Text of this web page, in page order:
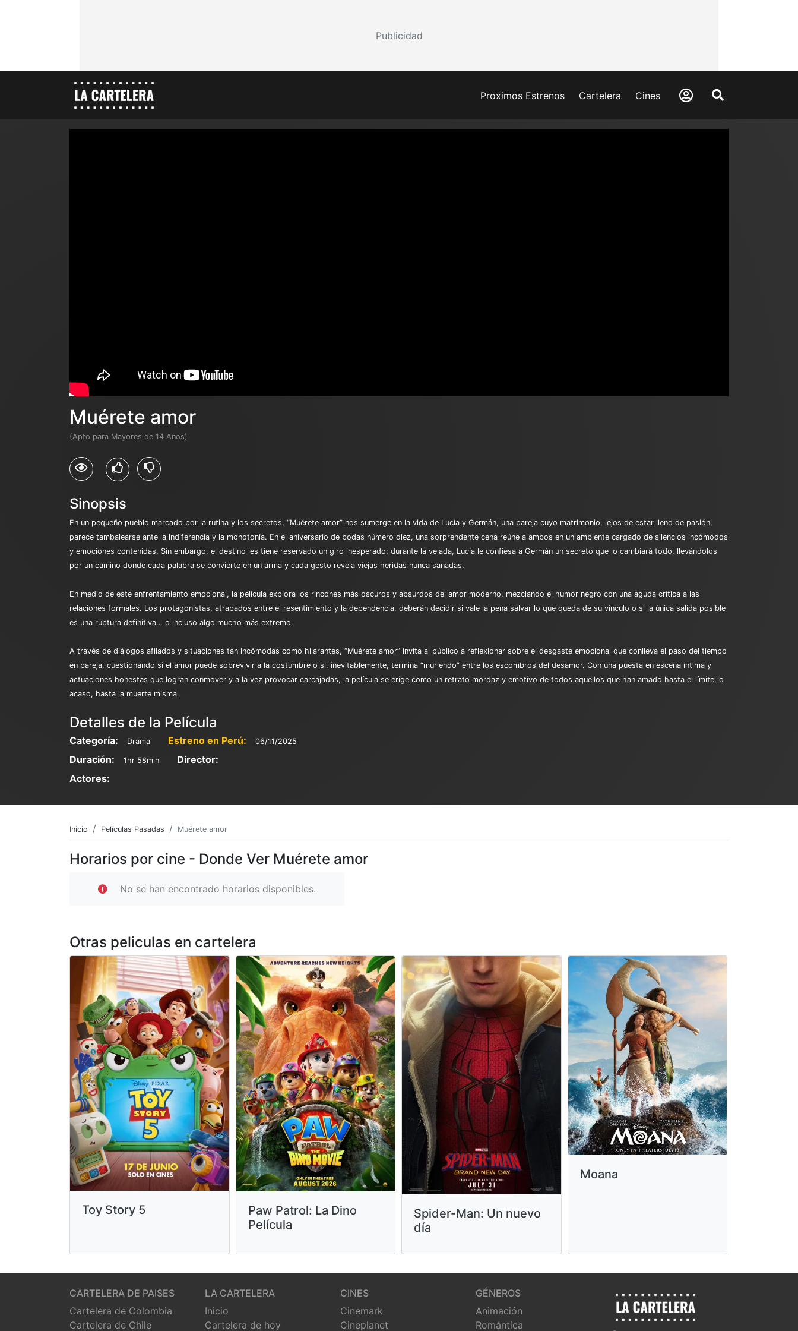
Publicidad
Proximos Estrenos Cartelera Cines
Muérete amor
(Apto para Mayores de 14 Años)
Sinopsis
En un pequeño pueblo marcado por la rutina y los secretos, “Muérete amor” nos sumerge en la vida de Lucía y Germán, una pareja cuyo matrimonio, lejos de estar lleno de pasión,
parece tambalearse ante la indiferencia y la monotonía. En el aniversario de bodas número diez, una sorprendente cena reúne a ambos en un ambiente cargado de silencios incómodos
y emociones contenidas. Sin embargo, el destino les tiene reservado un giro inesperado: durante la velada, Lucía le confiesa a Germán un secreto que lo cambiará todo, llevándolos
por un camino donde cada palabra se convierte en un arma y cada gesto revela viejas heridas nunca sanadas.
En medio de este enfrentamiento emocional, la película explora los rincones más oscuros y absurdos del amor moderno, mezclando el humor negro con una aguda crítica a las
relaciones formales. Los protagonistas, atrapados entre el resentimiento y la dependencia, deberán decidir si vale la pena salvar lo que queda de su vínculo o si la única salida posible
es una ruptura definitiva… o incluso algo mucho más extremo.
A través de diálogos afilados y situaciones tan incómodas como hilarantes, “Muérete amor” invita al público a reflexionar sobre el desgaste emocional que conlleva el paso del tiempo
en pareja, cuestionando si el amor puede sobrevivir a la costumbre o si, inevitablemente, termina “muriendo” entre los escombros del desamor. Con una puesta en escena íntima y
actuaciones honestas que logran conmover y a la vez provocar carcajadas, la película se erige como un retrato mordaz y emotivo de todos aquellos que han amado hasta el límite, o
acaso, hasta la muerte misma.
Detalles de la Película
Categoría: Drama Estreno en Perú: 06/11/2025
Duración: 1hr 58min
Director:
Actores:
Inicio Películas Pasadas Muérete amor
Horarios por cine - Donde Ver Muérete amor
No se han encontrado horarios disponibles.
Otras peliculas en cartelera
Toy Story 5
Paw Patrol: La Dino
Película
Spider-Man: Un nuevo
día
Moana
CARTELERA DE PAISES
Cartelera de Colombia
Cartelera de Chile
LA CARTELERA
Inicio
Cartelera de hoy
CINES
Cinemark
Cineplanet
GÉNEROS
Animación
Romántica